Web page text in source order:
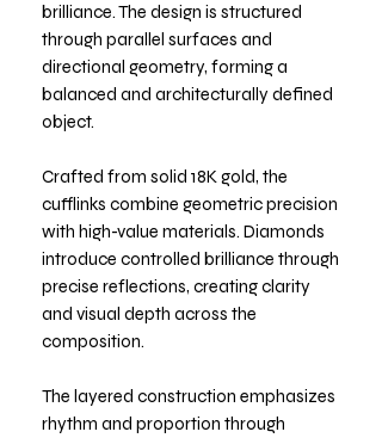
brilliance. The design is structured
through parallel surfaces and
directional geometry, forming a
balanced and architecturally defined
object.
Crafted from solid 18K gold, the
cufflinks combine geometric precision
with high-value materials. Diamonds
introduce controlled brilliance through
precise reflections, creating clarity
and visual depth across the
composition.
The layered construction emphasizes
rhythm and proportion through